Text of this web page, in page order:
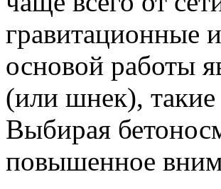
гравитационные
основой работы
(или шнек), такие
Выбирая
повышенное